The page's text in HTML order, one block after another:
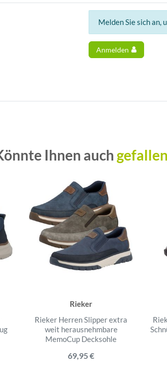
Melden Sie sich an,
Anmelden
Ihnen auch gefallen
Rieker
Rieker Herren Slipper extra
weit herausnehmbare
MemoCup Decksohle
69,95 €